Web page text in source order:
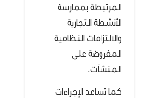
المرتبطة بممارسة
الأنشطة التجارية
والالتزامات النظامية
المفروضة على
المنشآت.
كما تساعد الإجراءات